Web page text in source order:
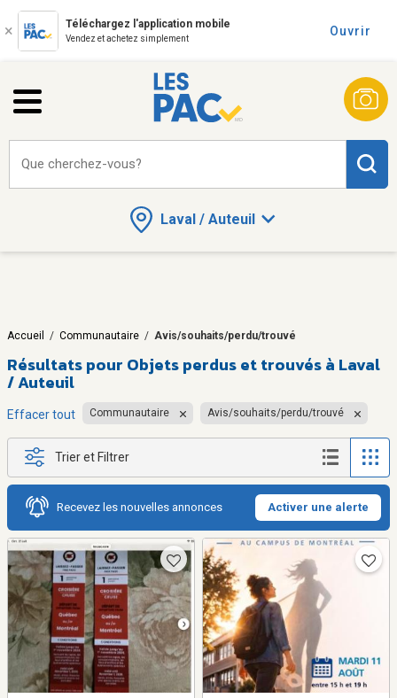
Téléchargez l'application mobile
Vendez et achetez simplement
Ouvrir
Laval / Auteuil
Que cherchez-vous?
Accueil / Communautaire / Avis/souhaits/perdu/trouvé
Résultats pour Objets perdus et trouvés à Laval
/ Auteuil
Effacer tout Communautaire Avis/souhaits/perdu/trouvé
Trier et Filtrer
Recevez les nouvelles annonces Activer une alerte